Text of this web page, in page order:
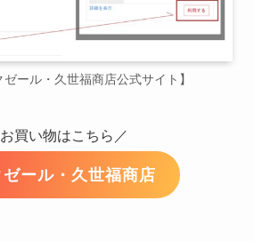
ゼール・久世福商店公式サイト】
お買い物はこちら／
ール・久世福商店